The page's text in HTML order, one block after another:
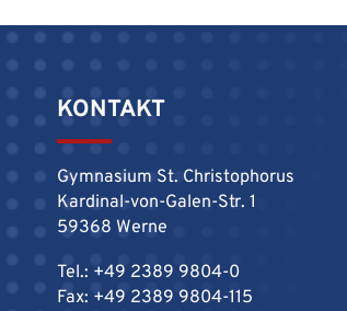
KONTAKT
Gymnasium St. Christophorus
Kardinal-von-Galen-Str. 1
59368 Werne
Tel.: +49 2389 9804-0
Fax: +49 2389 9804-115